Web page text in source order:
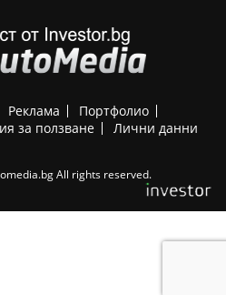
Реклама
Портфолио
за ползване Лични данни
All rights reserved.